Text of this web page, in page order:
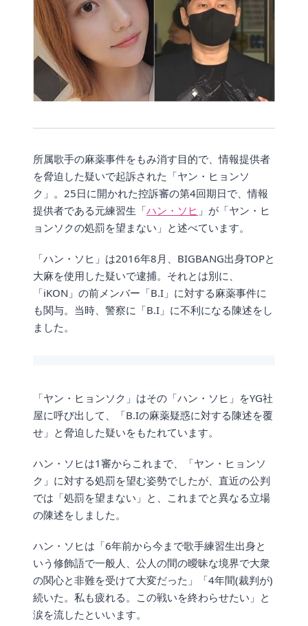
所属歌手の麻薬事件をもみ消す目的で、情報提供者
を脅迫した疑いで起訴された「ヤン・ヒョンソ
ク」。25日に開かれた控訴審の第4回期日で、情報
提供者である元練習生「ハン・ソヒ 」が「ヤン・ヒ
ョンソクの処罰を望まない」と述べています。
「ハン・ソヒ」は2016年8月、BIGBANG出身TOPと
大麻を使用した疑いで逮捕。それとは別に、
「iKON」の前メンバー「B.I」に対する麻薬事件に
も関与。当時、警察に「B.I」に不利になる陳述をし
ました。
「ヤン・ヒョンソク」はその「ハン・ソヒ」をYG社
屋に呼び出して、「B.Iの麻薬疑惑に対する陳述を覆
せ」と脅迫した疑いをもたれています。
ハン・ソヒは1審からこれまで、「ヤン・ヒョンソ
ク」に対する処罰を望む姿勢でしたが、直近の公判
では「処罰を望まない」と、これまでと異なる立場
の陳述をしました。
ハン・ソヒは「6年前から今まで歌手練習生出身と
いう修飾語で一般人、公人の間の曖昧な境界で大衆
の関心と非難を受けて大変だった」「4年間(裁判が)
続いた。私も疲れる。この戦いを終わらせたい」と
涙を流したといいます。